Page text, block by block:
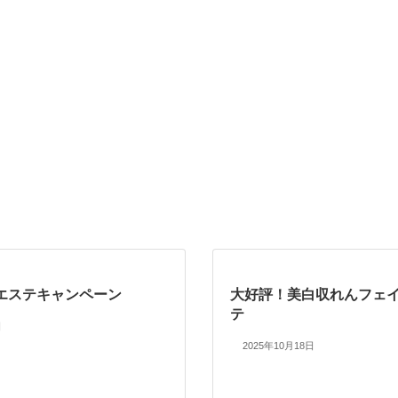
ステキャンペーン
大好評！美白収れんフェ
テ
2025年10月18日